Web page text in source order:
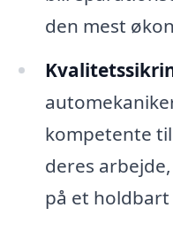
den mest
kompetente
deres
på et